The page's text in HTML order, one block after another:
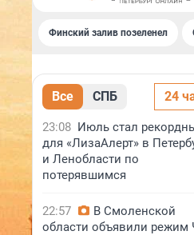
Финский залив позеленел
Все СПБ 24
23:08 Июль стал
для «ЛизаАлерт» в
и Ленобласти по
потерявшимся
22:57
В Смоленской
области объявили режим